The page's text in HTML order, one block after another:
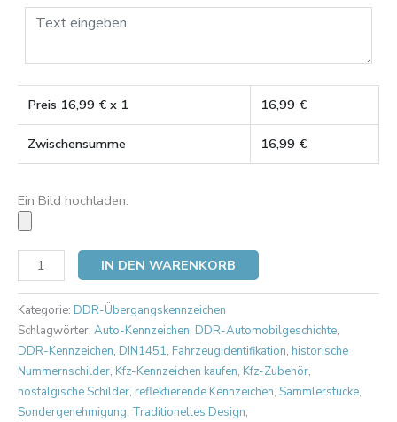
Preis 16,99€ x 1 16,99€
Zwischensumme 16,99€
Ein Bild hochladen:
IN DEN WARENKORB
Kategorie: DDR-Übergangskennzeichen
Schlagwörter: Auto-Kennzeichen, DDR-Automobilgeschichte,
DDR-Kennzeichen, DIN1451, Fahrzeugidentifikation, historische
Nummernschilder, Kfz-Kennzeichen kaufen, Kfz-Zubehör,
nostalgische Schilder, reflektierende Kennzeichen, Sammlerstücke,
Sondergenehmigung, Traditionelles Design,